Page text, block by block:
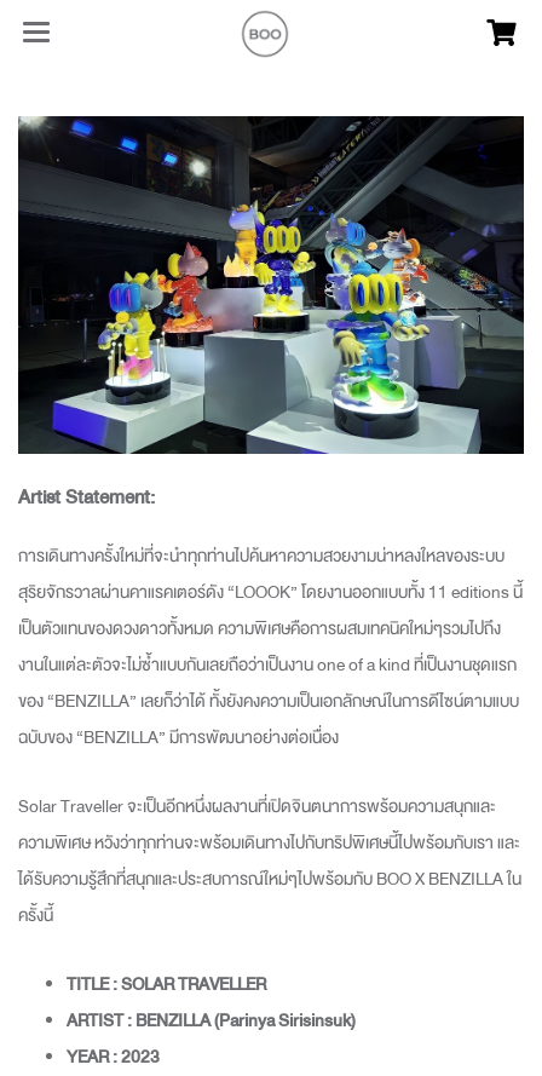
Artist Statement:
การเดินทางครั้งใหม่ที่จะนำทุกท่านไปค้นหาความสวยงามน่าหลงใหลของระบบ
สุริยจักรวาลผ่านคาแรคเตอร์ดัง “LOOOK” โดยงานออกแบบทั้ง 11 editions นี้
เป็นตัวแทนของดวงดาวทั้งหมด ความพิเศษคือการผสมเทคนิคใหม่ๆรวมไปถึง
งานในแต่ละตัวจะไม่ซ้ำแบบกันเลยถือว่าเป็นงาน one of a kind ที่เป็นงานชุดแรก
ของ “BENZILLA” เลยก็ว่าได้ ทั้งยังคงความเป็นเอกลักษณ์ในการดีไซน์ตามแบบ
ฉบับของ “BENZILLA” มีการพัฒนาอย่างต่อเนื่อง
Solar Traveller จะเป็นอีกหนึ่งผลงานที่เปิดจินตนาการพร้อมความสนุกและ
ความพิเศษ หวังว่าทุกท่านจะพร้อมเดินทางไปกับทริปพิเศษนี้ไปพร้อมกับเรา และ
ได้รับความรู้สึกที่สนุกและประสบการณ์ใหม่ๆไปพร้อมกับ BOO X BENZILLA ใน
ครั้งนี้
TITLE : SOLAR TRAVELLER
ARTIST : BENZILLA (Parinya Sirisinsuk)
YEAR : 2023